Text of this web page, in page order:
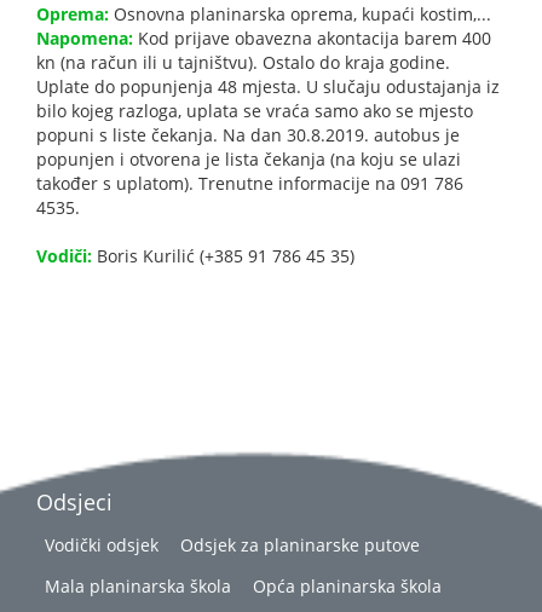
Oprema: Osnovna planinarska oprema, kupaći kostim,...
Napomena: Kod prijave obavezna akontacija barem 400
kn (na račun ili u tajništvu). Ostalo do kraja godine.
Uplate do popunjenja 48 mjesta. U slučaju odustajanja iz
bilo kojeg razloga, uplata se vraća samo ako se mjesto
popuni s liste čekanja. Na dan 30.8.2019. autobus je
popunjen i otvorena je lista čekanja (na koju se ulazi
također s uplatom). Trenutne informacije na 091 786
4535.
Vodiči: Boris Kurilić (+385 91 786 45 35)
Odsjeci
Vodički odsjek
Odsjek za planinarske putove
Mala planinarska škola
Opća planinarska škola